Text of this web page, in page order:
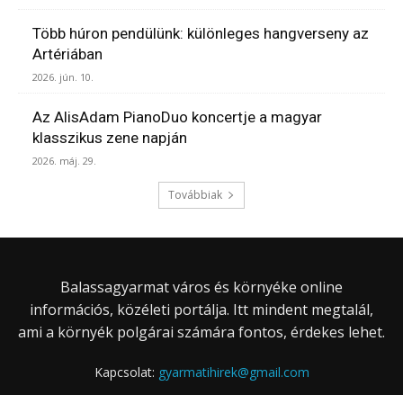
Több húron pendülünk: különleges hangverseny az
Artériában
2026. jún. 10.
Az AlisAdam PianoDuo koncertje a magyar
klasszikus zene napján
2026. máj. 29.
Továbbiak
Balassagyarmat város és környéke online
információs, közéleti portálja. Itt mindent megtalál,
ami a környék polgárai számára fontos, érdekes lehet.
Kapcsolat: gyarmatihirek@gmail.com